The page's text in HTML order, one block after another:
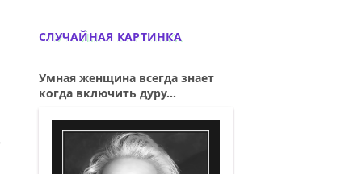
ПРОИЗВОДИТ...
УЛИЧНОЕ НИЩЕНСТВО — ЭТО
СЛУЧАЙНАЯ КАРТИНКА
Умная женщина всегда знает
когда включить дуру...